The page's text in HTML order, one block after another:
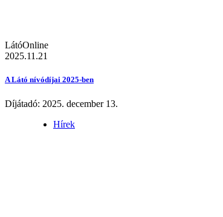
LátóOnline
2025.11.21
A Látó nívódíjai 2025-ben
Díjátadó: 2025. december 13.
Hírek